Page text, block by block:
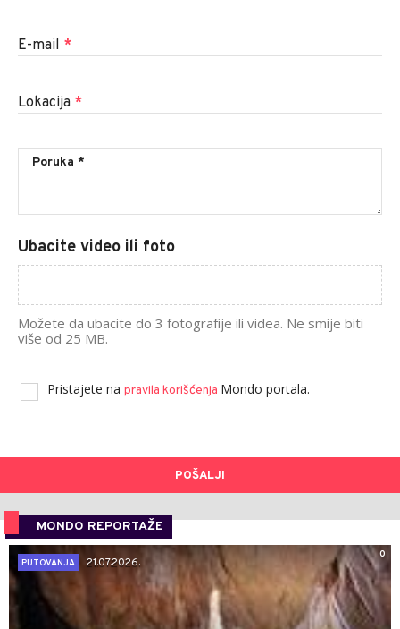
E-mail *
Lokacija *
Ubacite video ili foto
Možete da ubacite do 3 fotografije ili videa. Ne smije biti
više od 25 MB.
Pristajete na pravila korišćenja Mondo portala.
POŠALJI
MONDO REPORTAŽE
0
PUTOVANJA
21.07.2026.